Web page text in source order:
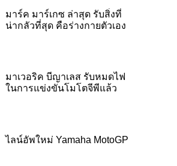
มาร์ค มาร์เกซ ล่าสุด รับสิ่งที่
น่ากลัวที่สุด คือร่างกายตัวเอง
มาเวอริค บีญาเลส รับหมดไฟ
ในการแข่งขันโมโตจีพีแล้ว
ไลน์อัพใหม่ Yamaha MotoGP